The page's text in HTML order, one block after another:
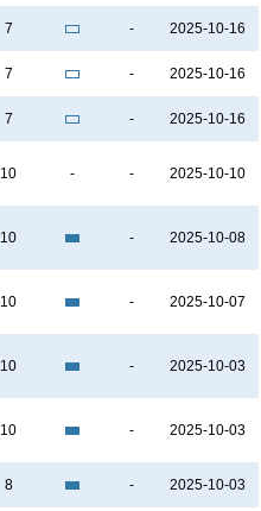
7 - 2025-10-16
7 - 2025-10-16
7 - 2025-10-16
10 - - 2025-10-10
10 - 2025-10-08
10 - 2025-10-07
10 - 2025-10-03
10 - 2025-10-03
8 - 2025-10-03